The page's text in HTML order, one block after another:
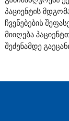
პაციენტის
ჩვენებების
მიიღება
შეძენამდე